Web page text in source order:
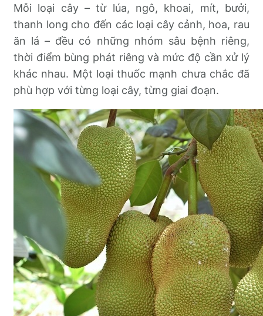
Mỗi loại cây – từ lúa, ngô, khoai, mít, bưởi,
thanh long cho đến các loại cây cảnh, hoa, rau
ăn lá – đều có những nhóm sâu bệnh riêng,
thời điểm bùng phát riêng và mức độ cần xử lý
khác nhau. Một loại thuốc mạnh chưa chắc đã
phù hợp với từng loại cây, từng giai đoạn.